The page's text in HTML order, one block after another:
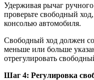
Удерживая рычаг
проверьте свободный
консолью автомобиля.
Свободный ход должен
меньше или больше
отрегулировать
Шаг 4: Регулировка